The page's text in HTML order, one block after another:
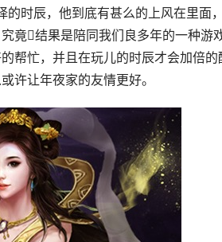
的时辰，他到底有甚么的上风在里面
竟结果是陪同我们良多年的一种游
帮忙，并且在玩儿的时辰才会加倍
许让年夜家的友情更好。